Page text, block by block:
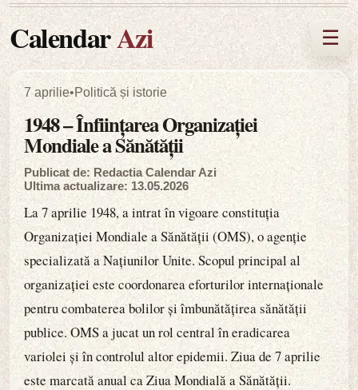
CalendarAzi ☰
7 aprilie•Politică și istorie
1948 – Înființarea Organizației
Mondiale a Sănătății
Publicat de: Redactia Calendar Azi
Ultima actualizare: 13.05.2026
La 7 aprilie 1948, a intrat în vigoare constituția
Organizației Mondiale a Sănătății (OMS), o agenție
specializată a Națiunilor Unite. Scopul principal al
organizației este coordonarea eforturilor internaționale
pentru combaterea bolilor și îmbunătățirea sănătății
publice. OMS a jucat un rol central în eradicarea
variolei și în controlul altor epidemii. Ziua de 7 aprilie
este marcată anual ca Ziua Mondială a Sănătății.